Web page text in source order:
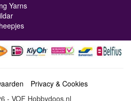
Yarns
Privacy & Cookies
- VOF Hobbydoos.nl